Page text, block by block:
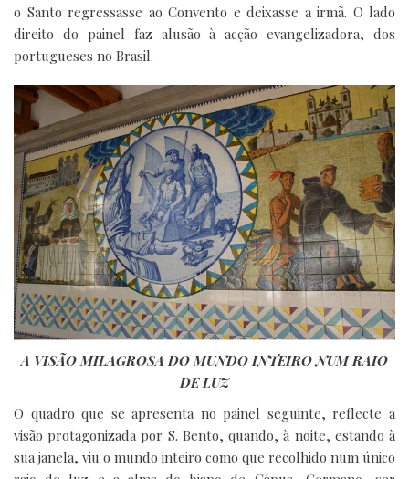
o Santo regressasse ao Convento e deixasse a irmã. O lado
direito do painel faz alusão à acção evangelizadora, dos
portugueses no Brasil.
A VISÃO MILAGROSA DO MUNDO INTEIRO NUM RAIO
DE LUZ
O quadro que se apresenta no painel seguinte, reflecte a
visão protagonizada por S. Bento, quando, à noite, estando à
sua janela, viu o mundo inteiro como que recolhido num único